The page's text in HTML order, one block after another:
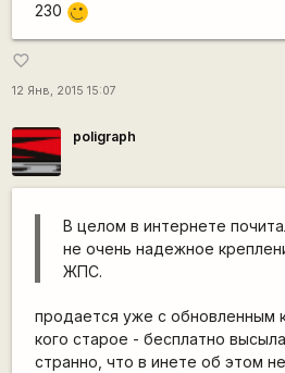
230 ;)
favorite_border
12 Янв, 2015 15:07
poligraph
В целом в интернете
не очень надежное
ЖПС.
продается уже с обновленным
кого старое - бесплатно
странно, что в инете об этом